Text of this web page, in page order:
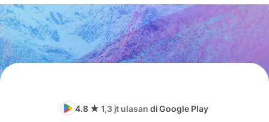
4.8 ★ 1,3 jt ulasan di Google Play